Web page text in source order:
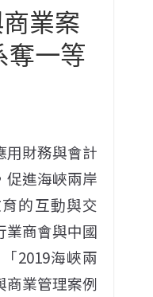
業案
奪一等
用財務與會計
促進海峽兩岸
的互動與交
業商會與中國
2019海峽兩
商業管理案例